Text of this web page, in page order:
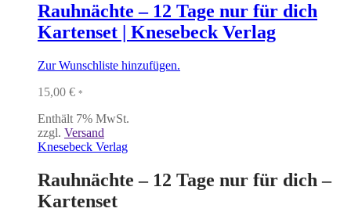
Rauhnächte – 12 Tage nur für dich
Kartenset | Knesebeck Verlag
Zur Wunschliste hinzufügen.
15,00 € *
Enthält 7% MwSt.
zzgl. Versand
Knesebeck Verlag
Rauhnächte – 12 Tage nur für dich –
Kartenset